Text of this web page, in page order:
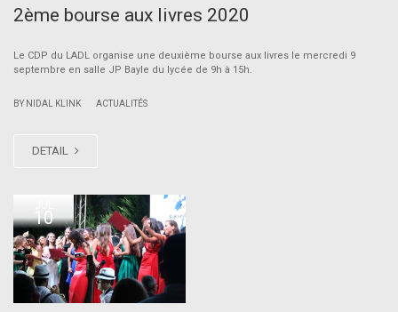
2ème bourse aux livres 2020
Le CDP du LADL organise une deuxième bourse aux livres le mercredi 9
septembre en salle JP Bayle du lycée de 9h à 15h.
BY NIDAL KLINK ACTUALITÉS
DETAIL
10